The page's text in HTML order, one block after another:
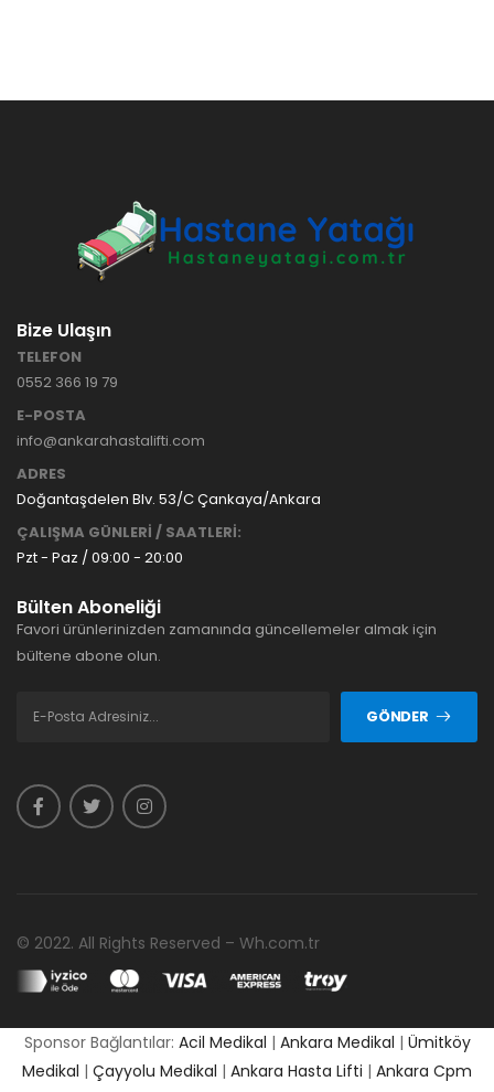
Bize Ulaşın
TELEFON
0552 366 19 79
E-POSTA
info@ankarahastalifti.com
ADRES
Doğantaşdelen Blv. 53/C Çankaya/Ankara
ÇALIŞMA GÜNLERİ / SAATLERİ:
Pzt - Paz / 09:00 - 20:00
Bülten Aboneliği
Favori ürünlerinizden zamanında güncellemeler almak için
bültene abone olun.
GÖNDER
© 2022. All Rights Reserved – Wh.com.tr
Sponsor Bağlantılar: Acil Medikal | Ankara Medikal | Ümitköy
Medikal | Çayyolu Medikal | Ankara Hasta Lifti | Ankara Cpm